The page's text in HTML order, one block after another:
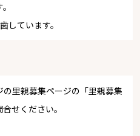
しています。
里親募集ページの「里親募集
せください。